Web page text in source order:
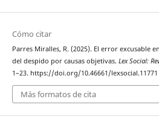
Cómo citar
Parres Miralles, R. (2025). El error excusable
del despido por causas objetivas. Lex Social:
1–23. https://doi.org/10.46661/lexsocial.11771
Más formatos de cita